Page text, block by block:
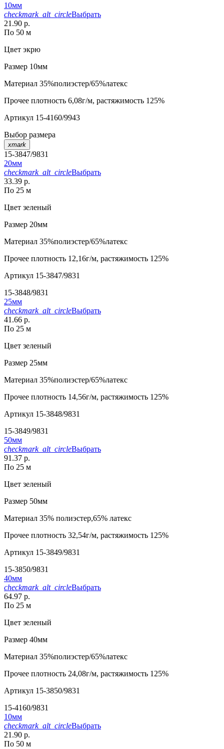
10мм
checkmark_alt_circleВыбрать
21.90 р.
По 50 м
Цвет экрю
Размер 10мм
Материал 35%полиэстер/65%латекс
Прочее плотность 6,08г/м, растяжимость 125%
Артикул 15-4160/9943
Выбор размера
xmark
15-3847/9831
20мм
checkmark_alt_circleВыбрать
33.39 р.
По 25 м
Цвет зеленый
Размер 20мм
Материал 35%полиэстер/65%латекс
Прочее плотность 12,16г/м, растяжимость 125%
Артикул 15-3847/9831
15-3848/9831
25мм
checkmark_alt_circleВыбрать
41.66 р.
По 25 м
Цвет зеленый
Размер 25мм
Материал 35%полиэстер/65%латекс
Прочее плотность 14,56г/м, растяжимость 125%
Артикул 15-3848/9831
15-3849/9831
50мм
checkmark_alt_circleВыбрать
91.37 р.
По 25 м
Цвет зеленый
Размер 50мм
Материал 35% полиэстер,65% латекс
Прочее плотность 32,54г/м, растяжимость 125%
Артикул 15-3849/9831
15-3850/9831
40мм
checkmark_alt_circleВыбрать
64.97 р.
По 25 м
Цвет зеленый
Размер 40мм
Материал 35%полиэстер/65%латекс
Прочее плотность 24,08г/м, растяжимость 125%
Артикул 15-3850/9831
15-4160/9831
10мм
checkmark_alt_circleВыбрать
21.90 р.
По 50 м